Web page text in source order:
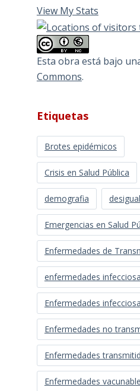
View My Stats
Esta obra está bajo
Commons.
Etiquetas
Brotes epidémicos
Crisis en Salud Pública
demografia
Emergencias en Salud
Enfermedades de
enfermedades
Enfermedades
Enfermedades no
Enfermedades
Enfermedades